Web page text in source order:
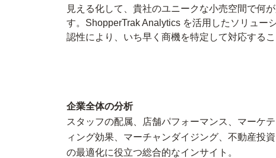
見える化して、貴社のユニークな小売空間で何
す。ShopperTrak Analytics を活用したソリュー
認性により、いち早く商機を特定して対応する
企業全体の分析
スタッフの配属、店舗パフォーマンス、マーケテ
ィング効果、マーチャンダイジング、不動産投資
の最適化に役立つ総合的なインサイト。